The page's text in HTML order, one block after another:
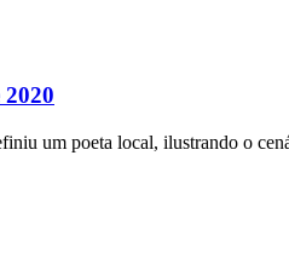
um poeta local, ilustrando o